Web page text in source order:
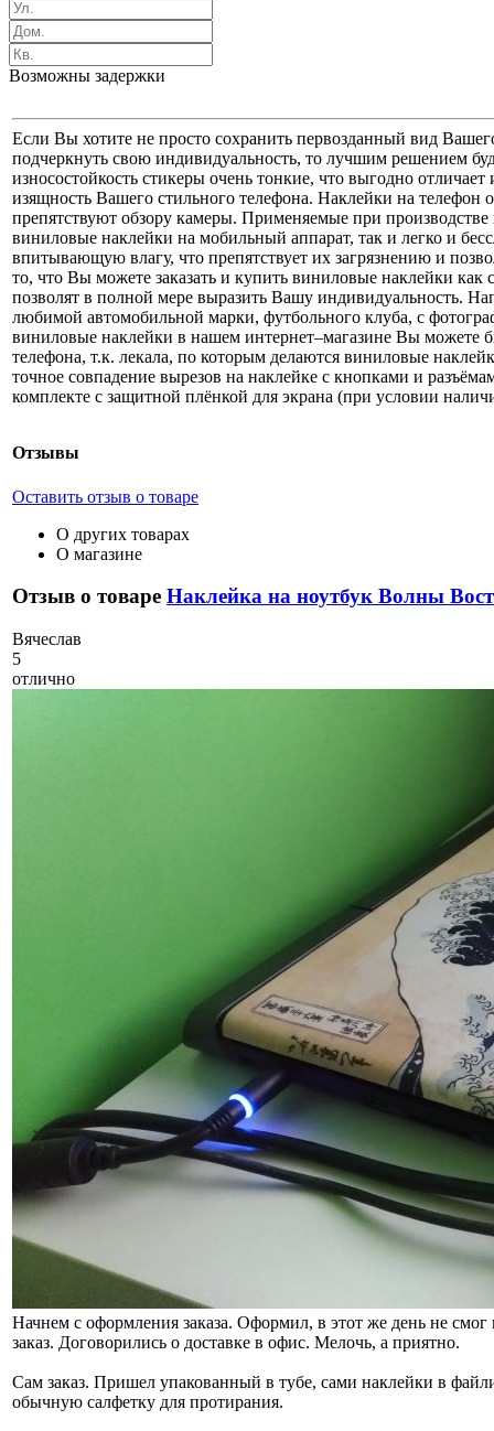
Возможны задержки
Если Вы хотите не просто сохранить первозданный вид
подчеркнуть свою индивидуальность, то лучшим решением
износостойкость стикеры очень тонкие, что выгодно
изящность Вашего стильного телефона. Наклейки на
препятствуют обзору камеры. Применяемые при
виниловые наклейки на мобильный аппарат, так и легко и
впитывающую влагу, что препятствует их загрязнению и
то, что Вы можете заказать и купить виниловые наклейки как
позволят в полной мере выразить Вашу индивидуальность.
любимой автомобильной марки, футбольного клуба, с
виниловые наклейки в нашем интернет–магазине Вы можете
телефона, т.к. лекала, по которым делаются виниловые
точное совпадение вырезов на наклейке с кнопками и
комплекте с защитной плёнкой для экрана (при условии
Отзывы
Оставить отзыв о товаре
О других товарах
О магазине
Отзыв о товаре Наклейка на ноутбук Волны
Вячеслав
5
отлично
Начнем с оформления заказа. Оформил, в этот же день не
заказ. Договорились о доставке в офис. Мелочь, а приятно.
Сам заказ. Пришел упакованный в тубе, сами наклейки в
обычную салфетку для протирания.